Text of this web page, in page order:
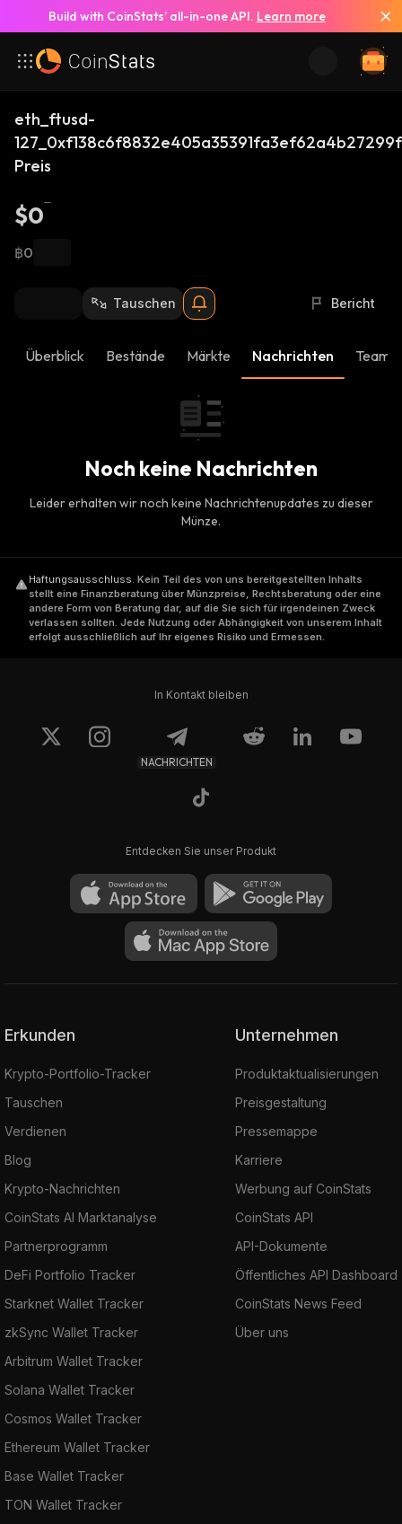
Build with CoinStats’ all-in-one API. Learn more
eth_ftusd-
Preis
$0
฿0
Tauschen Bericht
Überblick Bestände Märkte Nachrichten Team-
Noch keine Nachrichten
Leider erhalten wir noch keine Nachrichtenupdates zu dieser
Münze.
Haftungsausschluss. Kein Teil des von uns bereitgestellten Inhalts
stellt eine Finanzberatung über Münzpreise, Rechtsberatung oder eine
andere Form von Beratung dar, auf die Sie sich für irgendeinen Zweck
verlassen sollten. Jede Nutzung oder Abhängigkeit von unserem Inhalt
erfolgt ausschließlich auf Ihr eigenes Risiko und Ermessen.
In Kontakt bleiben
NACHRICHTEN
Entdecken Sie unser Produkt
Erkunden
Krypto-Portfolio-Tracker
Tauschen
Verdienen
Blog
Krypto-Nachrichten
CoinStats AI Marktanalyse
Partnerprogramm
DeFi Portfolio Tracker
Starknet Wallet Tracker
zkSync Wallet Tracker
Arbitrum Wallet Tracker
Solana Wallet Tracker
Cosmos Wallet Tracker
Ethereum Wallet Tracker
Base Wallet Tracker
TON Wallet Tracker
Unternehmen
Produktaktualisierungen
Preisgestaltung
Pressemappe
Karriere
Werbung auf CoinStats
CoinStats API
API-Dokumente
Öffentliches API Dashboard
CoinStats News Feed
Über uns